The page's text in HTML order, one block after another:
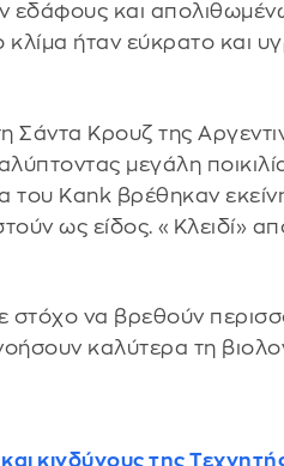
εδάφους και
ήταν εύκρατο και
Κρουζ της
μεγάλη
Kank βρέθηκαν
ως είδος. «Κλειδί»
στόχο να βρεθούν
καλύτερα τη
κινδύνους της